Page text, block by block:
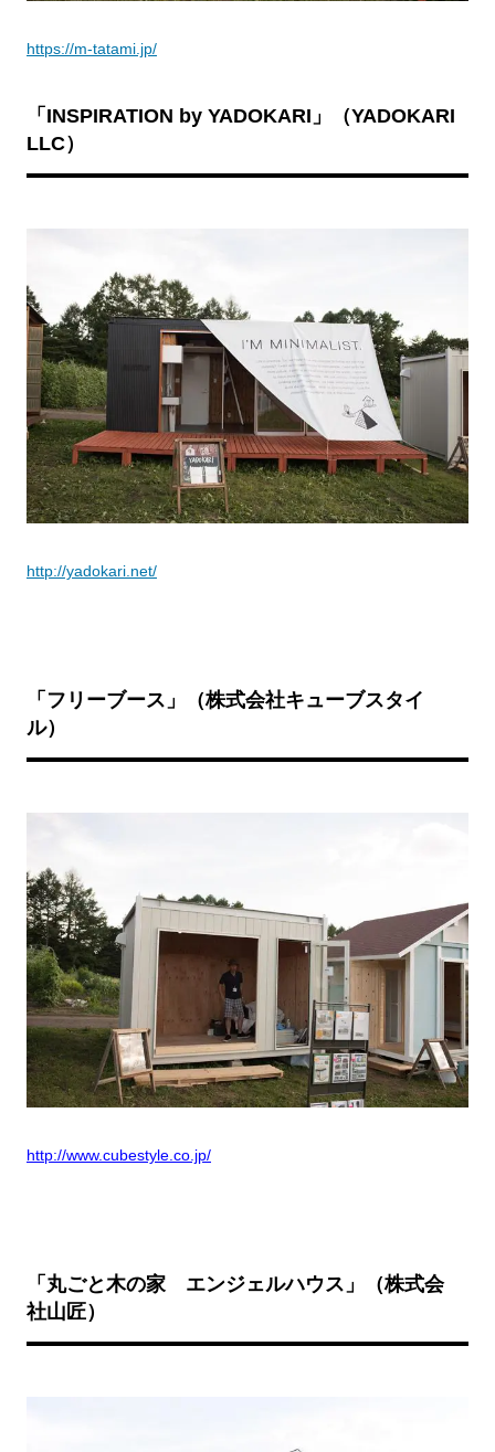
https://m-tatami.jp/
「INSPIRATION by YADOKARI 」（YADOKARI
LLC）
http://yadokari.net/
「フリーブース」（株式会社キューブスタイ
ル）
http://www.cubestyle.co.jp/
「丸ごと木の家 エンジェルハウス」（株式会
社山匠）